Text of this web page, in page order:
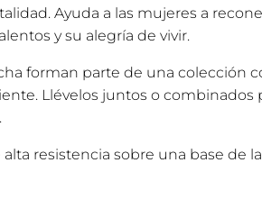
Ayuda a las mujeres a
y su alegría de vivir.
forman parte de una colección
Llévelos juntos o combinados
resistencia sobre una base de